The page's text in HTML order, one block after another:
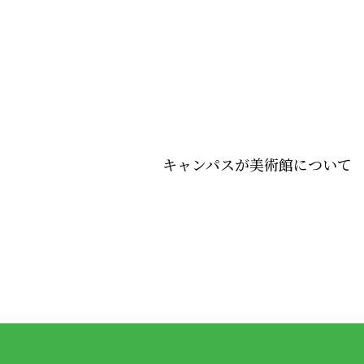
キャンパスが美術館について